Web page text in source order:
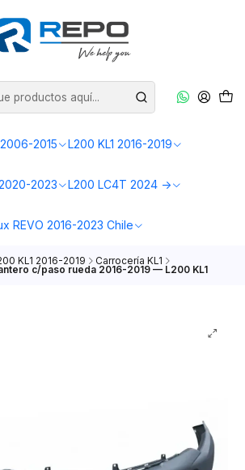
2015 L200 KL1 2016-2019
2023 L200 LC4T 2024 ->
REVO 2016-2023 Chile
KL1 2016-2019 Carrocería KL1
c/paso rueda 2016-2019 — L200 KL1